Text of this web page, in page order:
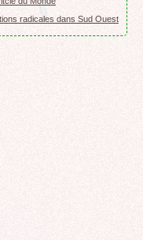
radicales dans Sud Ouest